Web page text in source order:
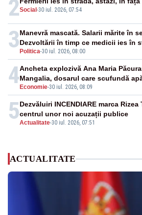
2Social -30 iul. 2026, 07:54
3 Politica-30 iul. 2026, 08:00
Manevră mascată. Salarii mărite în
Dezvoltării în timp ce medicii ies în
4 Economie-30 iul. 2026, 08:09
Ancheta explozivă Ana Maria
Mangalia, dosarul care scufundă
5Actualitate-30 iul. 2026, 07:51
Dezvăluiri INCENDIARE marca Rizea
centrul unor noi acuzații publice
ACTUALITATE